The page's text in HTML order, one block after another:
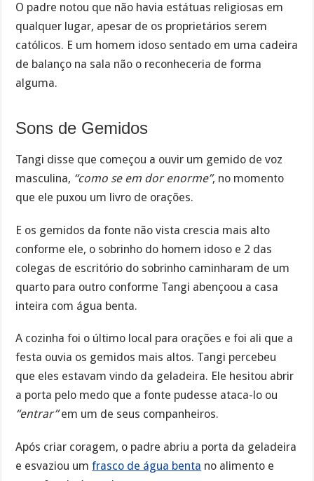
O padre notou que não havia estátuas religiosas em
qualquer lugar, apesar de os proprietários serem
católicos. E um homem idoso sentado em uma cadeira
de balanço na sala não o reconheceria de forma
alguma.
Sons de Gemidos
Tangi disse que começou a ouvir um gemido de voz
masculina, “como se em dor enorme”, no momento
que ele puxou um livro de orações.
E os gemidos da fonte não vista crescia mais alto
conforme ele, o sobrinho do homem idoso e 2 das
colegas de escritório do sobrinho caminharam de um
quarto para outro conforme Tangi abençoou a casa
inteira com água benta.
A cozinha foi o último local para orações e foi ali que a
festa ouvia os gemidos mais altos. Tangi percebeu
que eles estavam vindo da geladeira. Ele hesitou abrir
a porta pelo medo que a fonte pudesse ataca-lo ou
“entrar”em um de seus companheiros.
Após criar coragem, o padre abriu a porta da geladeira
e esvaziou umfrasco de água benta no alimento e